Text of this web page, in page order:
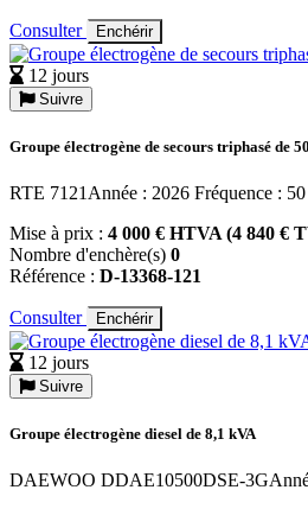
Consulter Enchérir
12 jours
Suivre
Groupe électrogène de secours triphasé de
RTE 7121Année : 2026 Fréquence :
Mise à prix : 4 000 € HTVA (4 840 €
Nombre d'enchère(s) 0
Référence : D-13368-121
Consulter Enchérir
12 jours
Suivre
Groupe électrogène diesel de 8,1 kVA
DAEWOO DDAE10500DSE-